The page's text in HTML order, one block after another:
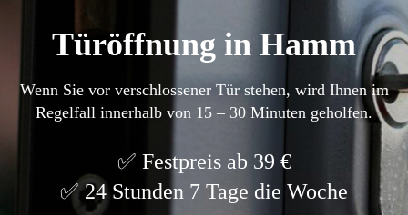
Türöffnung in Hamm
Wenn Sie vor verschlossener Tür stehen, wird Ihnen im
Regelfall innerhalb von 15 – 30 Minuten geholfen.
Festpreis ab 39 €
24 Stunden 7 Tage die Woche